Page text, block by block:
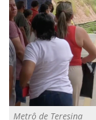
Metrô de Teresina